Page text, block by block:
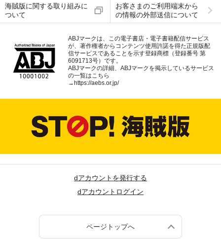
海賊版に関する取り組みに
ついて
お客さまのご利用端末から
の情報の外部送信について
ABJマークは、この電子書店・電子書籍配信サービス
が、著作権者からコンテンツ使用許諾を得た正規版配
信サービスであることを示す登録商標（登録番号 第
6091713号）です。
ABJマークの詳細、ABJマークを掲示しているサービス
の一覧はこちら
→ https://aebs.or.jp/
dアカウントを発行する
dアカウントログイン
ページトップへ